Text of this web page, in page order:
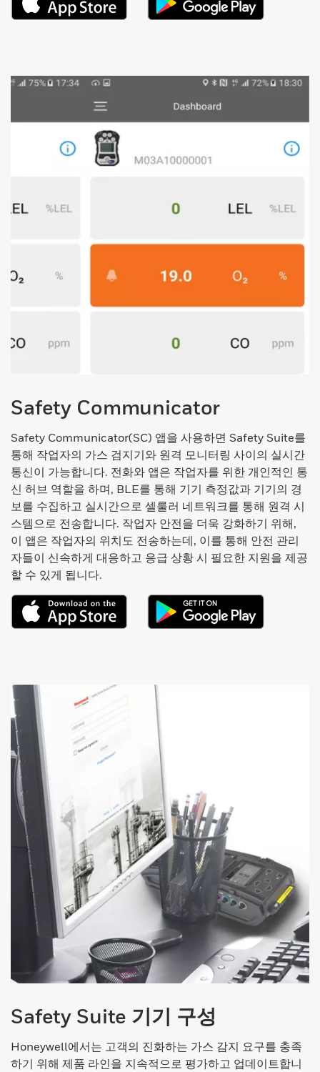
Safety Communicator
Safety Communicator(SC) 앱을 사용하면 Safety Suite를
통해 작업자의 가스 검지기와 원격 모니터링 사이의 실시간
통신이 가능합니다. 전화와 앱은 작업자를 위한 개인적인 통
신 허브 역할을 하며, BLE를 통해 기기 측정값과 기기의 경
보를 수집하고 실시간으로 셀룰러 네트워크를 통해 원격 시
스템으로 전송합니다. 작업자 안전을 더욱 강화하기 위해,
이 앱은 작업자의 위치도 전송하는데, 이를 통해 안전 관리
자들이 신속하게 대응하고 응급 상황 시 필요한 지원을 제공
할 수 있게 됩니다.
Safety Suite 기기 구성
Honeywell에서는 고객의 진화하는 가스 감지 요구를 충족
하기 위해 제품 라인을 지속적으로 평가하고 업데이트합니